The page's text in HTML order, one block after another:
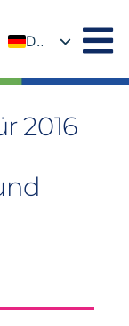
DE
2016